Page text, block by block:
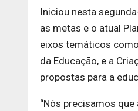
Iniciou nesta
as metas e o atual
eixos temáticos
da Educação, e a
propostas para a
“Nós precisamos